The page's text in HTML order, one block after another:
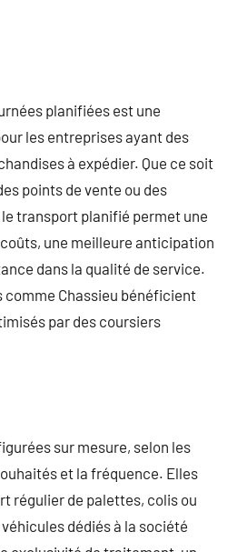
planifiées est une
les entreprises ayant des
à expédier. Que ce soit
points de vente ou des
transport planifié permet une
une meilleure anticipation
dans la qualité de service.
comme Chassieu bénéficient
par des coursiers
sur mesure, selon les
et la fréquence. Elles
régulier de palettes, colis ou
dédiés à la société